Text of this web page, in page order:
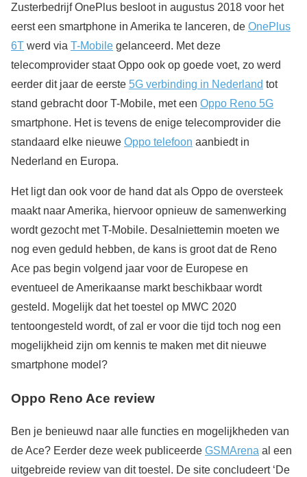
Zusterbedrijf OnePlus besloot in augustus 2018 voor het
eerst een smartphone in Amerika te lanceren, de OnePlus
6T werd via T-Mobile gelanceerd. Met deze
telecomprovider staat Oppo ook op goede voet, zo werd
eerder dit jaar de eerste 5G verbinding in Nederland tot
stand gebracht door T-Mobile, met een Oppo Reno 5G
smartphone. Het is tevens de enige telecomprovider die
standaard elke nieuwe Oppo telefoon aanbiedt in
Nederland en Europa.
Het ligt dan ook voor de hand dat als Oppo de oversteek
maakt naar Amerika, hiervoor opnieuw de samenwerking
wordt gezocht met T-Mobile. Desalniettemin moeten we
nog even geduld hebben, de kans is groot dat de Reno
Ace pas begin volgend jaar voor de Europese en
eventueel de Amerikaanse markt beschikbaar wordt
gesteld. Mogelijk dat het toestel op MWC 2020
tentoongesteld wordt, of zal er voor die tijd toch nog een
mogelijkheid zijn om kennis te maken met dit nieuwe
smartphone model?
Oppo Reno Ace review
Ben je benieuwd naar alle functies en mogelijkheden van
de Ace? Eerder deze week publiceerde GSMArena al een
uitgebreide review van dit toestel. De site concludeert ‘De